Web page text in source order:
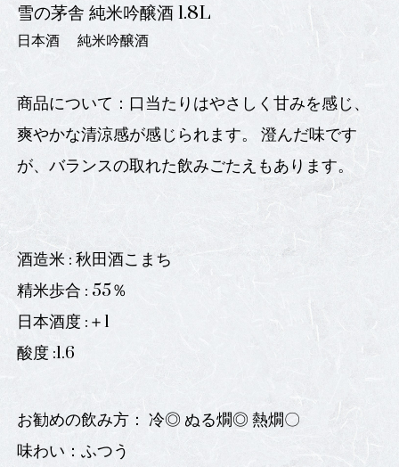
雪の茅舎 純米吟醸酒 1.8L
日本酒 純米吟醸酒
商品について：口当たりはやさしく甘みを感じ、
爽やかな清涼感が感じられます。 澄んだ味です
が、バランスの取れた飲みごたえもあります。
酒造米 : 秋田酒こまち
精米歩合 : 55％
日本酒度 :＋1
酸度 :1.6
お勧めの飲み方： 冷◎ ぬる燗◎ 熱燗〇
味わい：ふつう